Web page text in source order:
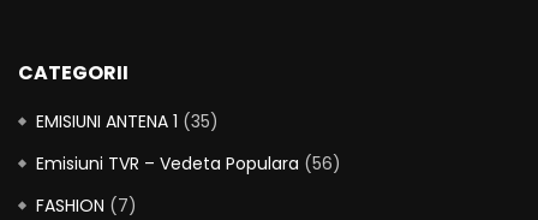
CATEGORII
EMISIUNI ANTENA 1 (35)
Emisiuni TVR – Vedeta Populara (56)
FASHION (7)